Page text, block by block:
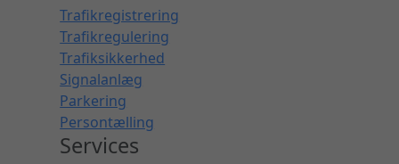
Trafikregistrering
Trafikregulering
Trafiksikkerhed
Signalanlæg
Parkering
Persontælling
Services